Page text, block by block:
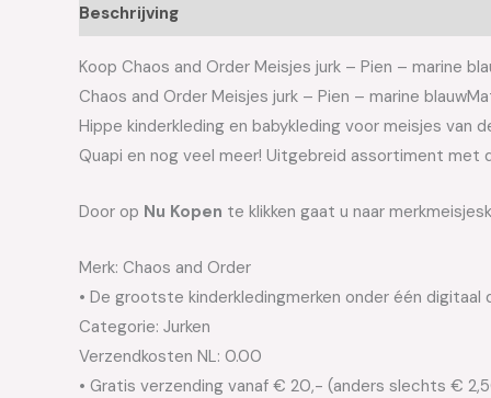
Beschrijving
Koop Chaos and Order Meisjes jurk – Pien – marine
Chaos and Order Meisjes jurk – Pien – marine
Hippe kinderkleding en babykleding voor meisjes van
Quapi en nog veel meer! Uitgebreid assortiment
Door op Nu Kopen te klikken gaat u naar
Merk: Chaos and Order
• De grootste kinderkledingmerken onder één digitaal
Categorie: Jurken
Verzendkosten NL: 0.00
• Gratis verzending vanaf € 20,- (anders slechts €